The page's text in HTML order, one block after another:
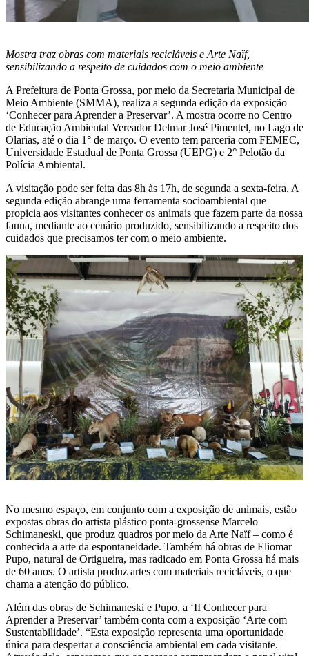
Mostra traz obras com materiais recicláveis e Arte Naïf,
sensibilizando a respeito de cuidados com o meio ambiente
A Prefeitura de Ponta Grossa, por meio da Secretaria Municipal de
Meio Ambiente (SMMA), realiza a segunda edição da exposição
‘Conhecer para Aprender a Preservar’. A mostra ocorre no Centro
de Educação Ambiental Vereador Delmar José Pimentel, no Lago de
Olarias, até o dia 1° de março. O evento tem parceria com FEMEC,
Universidade Estadual de Ponta Grossa (UEPG) e 2° Pelotão da
Polícia Ambiental.
A visitação pode ser feita das 8h às 17h, de segunda a sexta-feira. A
segunda edição abrange uma ferramenta socioambiental que
propicia aos visitantes conhecer os animais que fazem parte da nossa
fauna, mediante ao cenário produzido, sensibilizando a respeito dos
cuidados que precisamos ter com o meio ambiente.
No mesmo espaço, em conjunto com a exposição de animais, estão
expostas obras do artista plástico ponta-grossense Marcelo
Schimaneski, que produz quadros por meio da Arte Naïf – como é
conhecida a arte da espontaneidade. Também há obras de Eliomar
Pupo, natural de Ortigueira, mas radicado em Ponta Grossa há mais
de 60 anos. O artista produz artes com materiais recicláveis, o que
chama a atenção do público.
Além das obras de Schimaneski e Pupo, a ‘II Conhecer para
Aprender a Preservar’ também conta com a exposição ‘Arte com
Sustentabilidade’. “Esta exposição representa uma oportunidade
única para despertar a consciência ambiental em cada visitante.